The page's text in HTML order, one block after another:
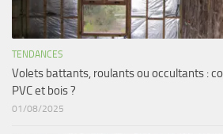
TENDANCES
Volets battants, roulants ou occultants :
PVC et bois ?
01/08/2025